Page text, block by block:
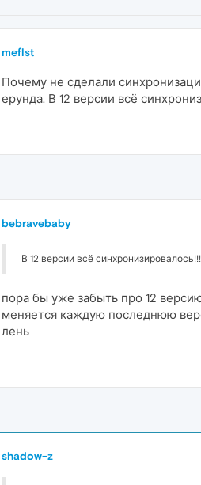
meflst
Почему не сделали
ерунда. В 12 версии всё
bebravebaby
В 12 версии всё синхронизировалось!!!
пора бы уже забыть про 12
меняется каждую последнюю
лень
shadow-z